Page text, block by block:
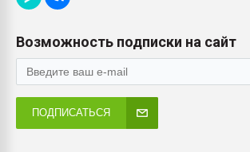
Возможность подписки на сайт
ПОДПИСАТЬСЯ